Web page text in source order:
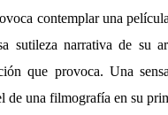
contemplar una
sutileza narrativa de su
que provoca. Una
de una filmografía en su